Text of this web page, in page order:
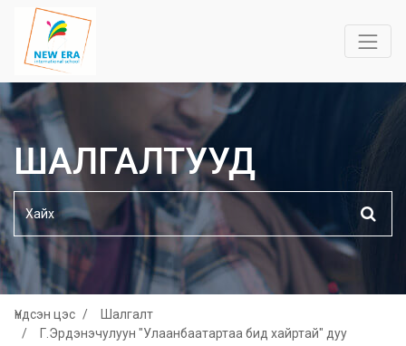
ШАЛГАЛТУУД
Үндсэн цэс
Шалгалт
Г.Эрдэнэчулуун "Улаанбаатартаа бид хайртай" дуу